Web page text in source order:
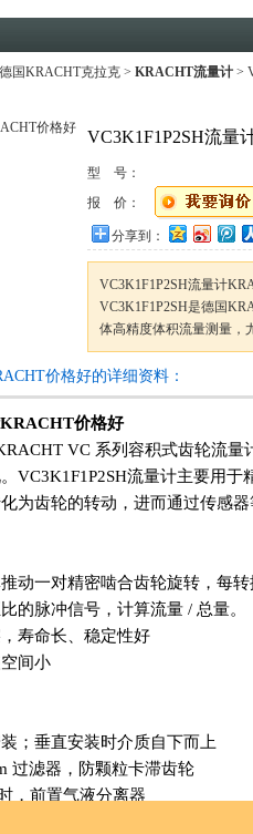
德国KRACHT克拉克 > KRACHT流量计 >
VC3K1F1P2SH流量
型 号：
报 价：
分享到：
VC3K1F1P2SH流量计
VC3K1F1P2SH是德国
体高精度体积流量测量，
价格好的详细资料：
价格好
VC 系列容积式齿轮流
VC3K1F1P2SH流量计主要用
为齿轮的转动，进而通过传感
动一对精密啮合齿轮旋转，每
的脉冲信号，计算流量 / 总量。
寿命长、稳定性好
间小
；垂直安装时介质自下而上
过滤器，防颗粒卡滞齿轮
，前置气液分离器